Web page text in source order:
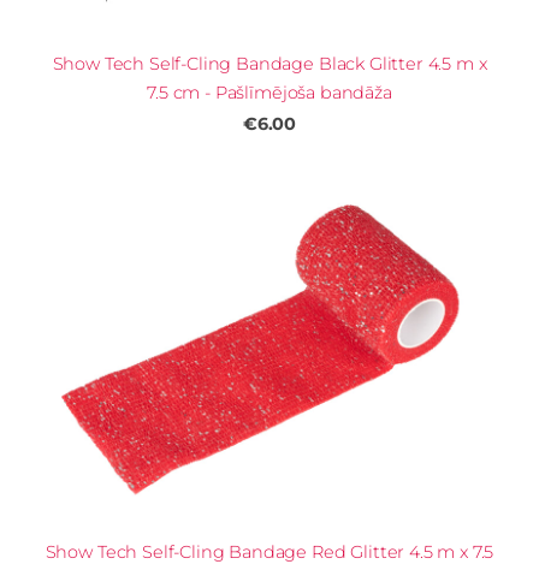
Show Tech Self-Cling Bandage Black Glitter 4.5 m x
7.5 cm - Pašlīmējoša bandāža
€6.00
Show Tech Self-Cling Bandage Red Glitter 4.5 m x 7.5